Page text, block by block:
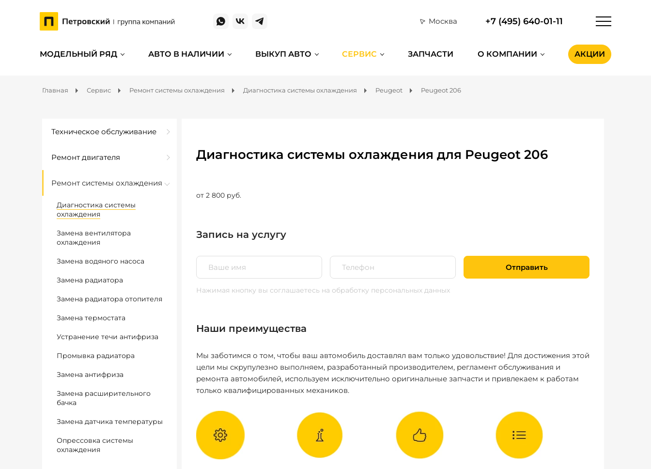
Москва +7 (495) 640-01-11
МОДЕЛЬНЫЙ РЯД АВТО В НАЛИЧИИ ВЫКУП АВТО СЕРВИС ЗАПЧАСТИ О КОМПАНИИ АКЦИИ
Главная Сервис Ремонт системы охлаждения Диагностика системы охлаждения Peugeot Peugeot 206
Техническое обслуживание
Ремонт двигателя
Ремонт системы охлаждения
Диагностика системы
охлаждения
Замена вентилятора
охлаждения
Замена водяного насоса
Замена радиатора
Замена радиатора отопителя
Замена термостата
Устранение течи антифриза
Промывка радиатора
Замена антифриза
Замена расширительного
бачка
Замена датчика температуры
Опрессовка системы
охлаждения
Диагностика системы охлаждения для Peugeot 206
от 2 800 руб.
Запись на услугу
Отправить
Нажимая кнопку вы соглашаетесь на обработку персональных данных
Наши преимущества
Мы заботимся о том, чтобы ваш автомобиль доставлял вам только удовольствие! Для достижения этой
цели мы скрупулезно выполняем, разработанный производителем, регламент обслуживания и
ремонта автомобилей, используем исключительно оригинальные запчасти и привлекаем к работам
только квалифицированных механиков.